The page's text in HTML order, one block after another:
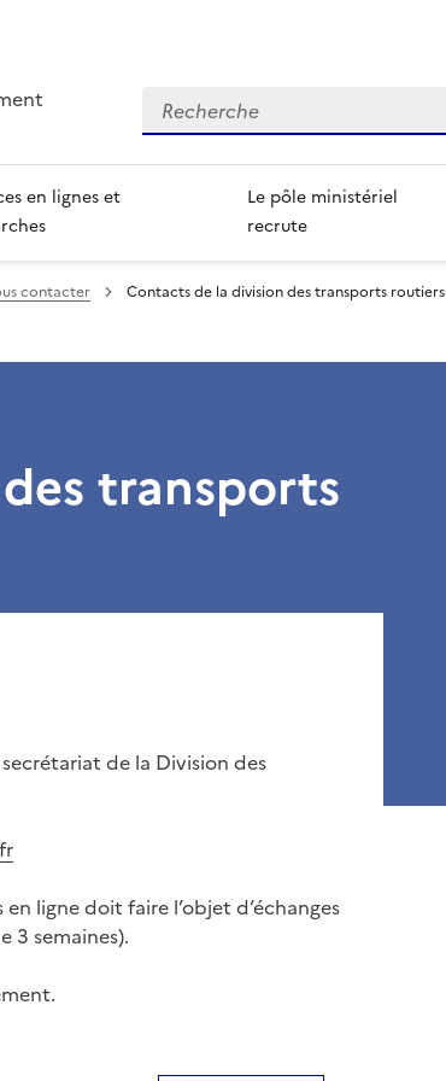
Recherche
en lignes et
Le pôle ministériel
recrute
contacter Contacts de la division des transports routiers
transports
de la Division des
ligne doit faire l’objet d’échanges
3 semaines).